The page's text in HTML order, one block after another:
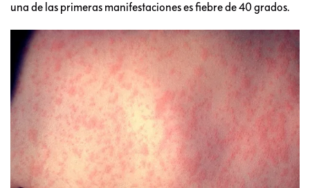
una de las primeras manifestaciones es fiebre de 40 grados.